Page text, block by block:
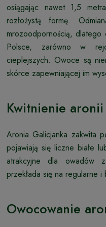
osiągając nawet 1,5
rozłożystą formę.
mrozoodpornością, dlatego
Polsce, zarówno w
cieplejszych. Owoce są
skórce zapewniającej im
Kwitnienie
Aronia Galicjanka zakwita
pojawiają się liczne białe
atrakcyjne dla owadów
przekłada się na regularne
Owocowanie